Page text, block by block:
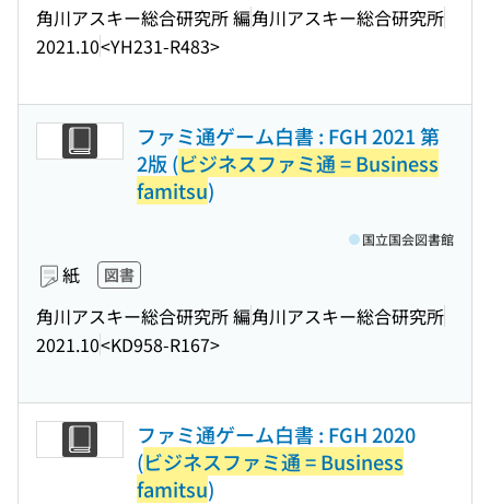
角川アスキー総合研究所 編角川アスキー総合研究所
2021.10<YH231-R483>
ファミ通ゲーム白書 : FGH 2021 第
2版 (ビジネスファミ通 = Business
famitsu)
紙 図書
角川アスキー総合研究所 編角川アスキー総合研究所
2021.10<KD958-R167>
国立国会図書館
ファミ通ゲーム白書 : FGH 2020
(ビジネスファミ通 = Business
famitsu)